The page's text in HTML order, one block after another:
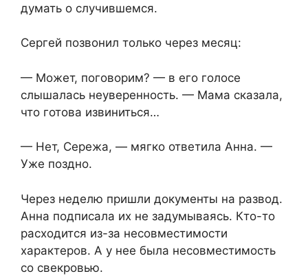
думать о случившемся.
Сергей позвонил только через месяц:
— Может, поговорим? — в его голосе
слышалась неуверенность. — Мама сказала,
что готова извиниться…
— Нет, Сережа, — мягко ответила Анна. —
Уже поздно.
Через неделю пришли документы на развод.
Анна подписала их не задумываясь. Кто-то
расходится из-за несовместимости
характеров. А у нее была несовместимость
со свекровью.